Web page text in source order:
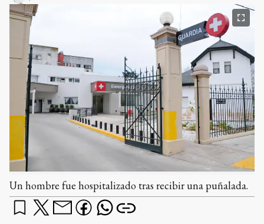
Un hombre fue hospitalizado tras recibir una puñalada.